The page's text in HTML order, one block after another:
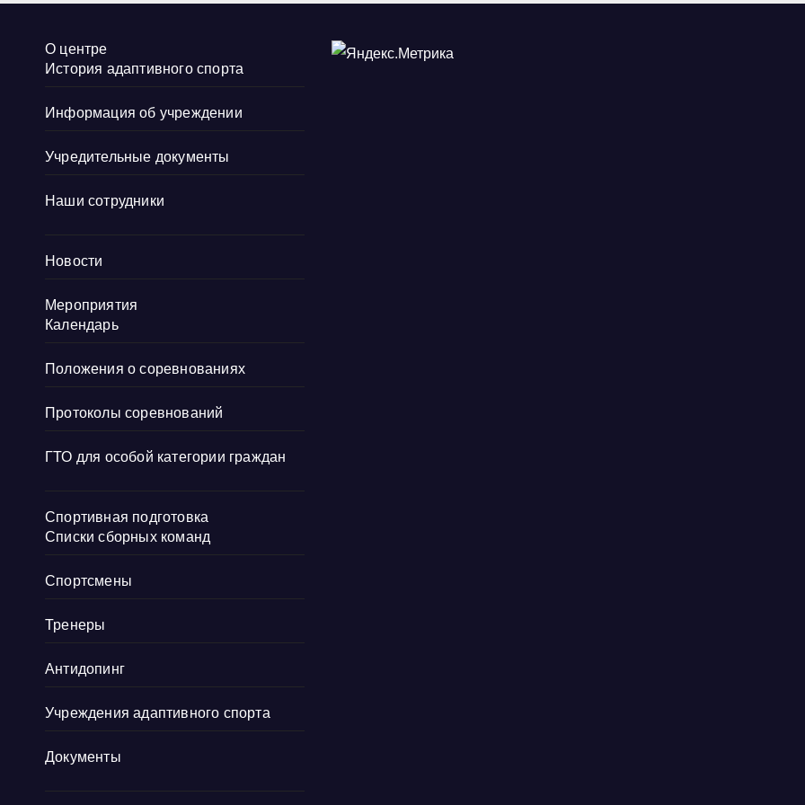
О центре
История адаптивного спорта
Информация об учреждении
Учредительные документы
Наши сотрудники
Новости
Мероприятия
Календарь
Положения о соревнованиях
Протоколы соревнований
ГТО для особой категории граждан
Спортивная подготовка
Списки сборных команд
Спортсмены
Тренеры
Антидопинг
Учреждения адаптивного спорта
Документы